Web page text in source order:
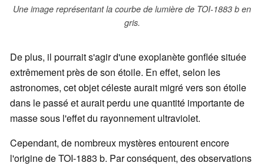
Une image représentant la courbe de lumière de TOI-1883 b en
gris.
De plus, il pourrait s'agir d'une exoplanète gonflée située
extrêmement près de son étoile. En effet, selon les
astronomes, cet objet céleste aurait migré vers son étoile
dans le passé et aurait perdu une quantité importante de
masse sous l'effet du rayonnement ultraviolet.
Cependant, de nombreux mystères entourent encore
l'origine de TOI-1883 b. Par conséquent, des observations